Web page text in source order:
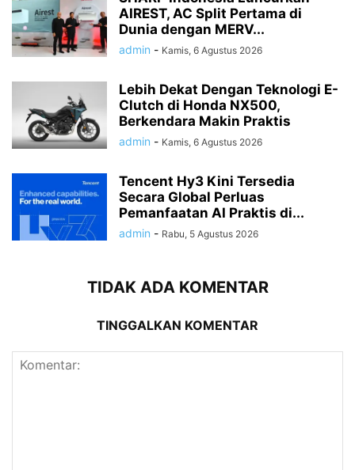
AIREST, AC Split Pertama di
Dunia dengan MERV...
admin - Kamis, 6 Agustus 2026
Lebih Dekat Dengan Teknologi E-
Clutch di Honda NX500,
Berkendara Makin Praktis
admin - Kamis, 6 Agustus 2026
Tencent Hy3 Kini Tersedia
Secara Global Perluas
Pemanfaatan AI Praktis di...
admin - Rabu, 5 Agustus 2026
TIDAK ADA KOMENTAR
TINGGALKAN KOMENTAR